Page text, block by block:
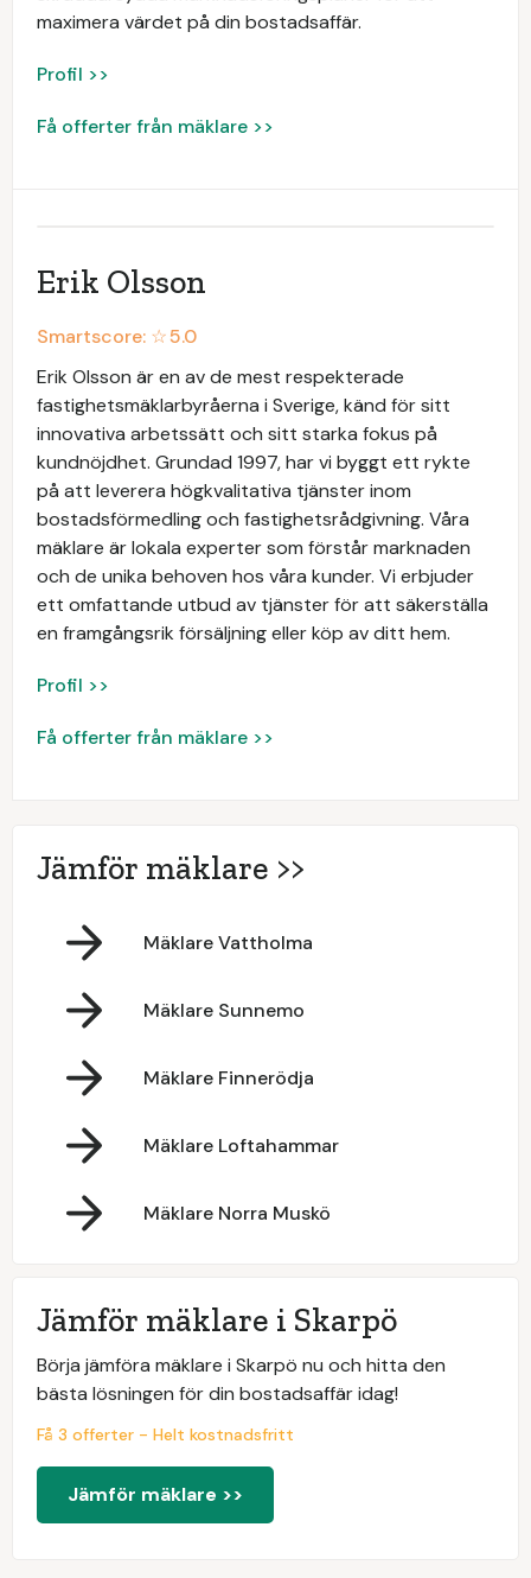
maximera värdet på din bostadsaffär.
Profil >>
Få offerter från mäklare >>
Erik Olsson
Smartscore: ☆5.0
Erik Olsson är en av de mest respekterade
fastighetsmäklarbyråerna i Sverige, känd för sitt
innovativa arbetssätt och sitt starka fokus på
kundnöjdhet. Grundad 1997, har vi byggt ett rykte
på att leverera högkvalitativa tjänster inom
bostadsförmedling och fastighetsrådgivning. Våra
mäklare är lokala experter som förstår marknaden
och de unika behoven hos våra kunder. Vi erbjuder
ett omfattande utbud av tjänster för att säkerställa
en framgångsrik försäljning eller köp av ditt hem.
Profil >>
Få offerter från mäklare >>
Jämför mäklare >>
Mäklare Vattholma
Mäklare Sunnemo
Mäklare Finnerödja
Mäklare Loftahammar
Mäklare Norra Muskö
Jämför mäklare i Skarpö
Börja jämföra mäklare i Skarpö nu och hitta den
bästa lösningen för din bostadsaffär idag!
Få 3 offerter - Helt kostnadsfritt
Jämför mäklare >>